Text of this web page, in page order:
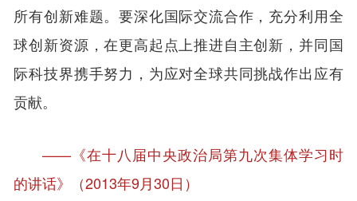
所有创新难题。要深化国际交流合作，充分利用全
球创新资源，在更高起点上推进自主创新，并同国
际科技界携手努力，为应对全球共同挑战作出应有
贡献。
——《在十八届中央政治局第九次集体学习时
的讲话》（2013年9月30日）